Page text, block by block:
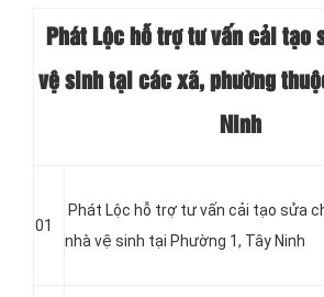
Phát Lộc hỗ trợ tư vấn cải tạo
vệ sinh tại các xã, phường
Ninh
01
Phát Lộc hỗ trợ tư vấn cải tạo sửa
nhà vệ sinh tại Phường 1, Tây Ninh